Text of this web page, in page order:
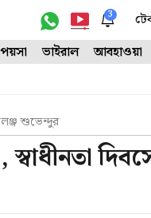
3
ভাইরাল আবহাওয়া
শুভেন্দুর